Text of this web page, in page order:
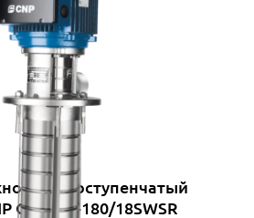
многоступенчатый
CDLKF4-180/18SWSR